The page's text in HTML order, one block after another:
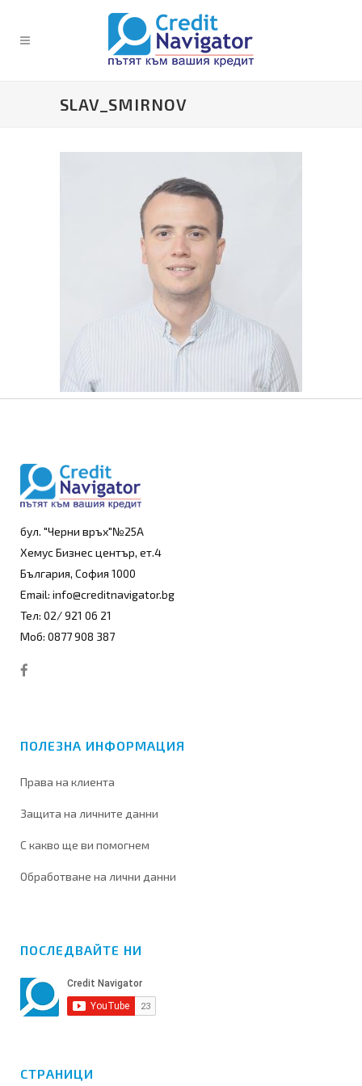
SLAV_SMIRNOV
бул. "Черни връх"№25А
Хемус Бизнес център, ет.4
България, София 1000
Email: info@creditnavigator.bg
Тел: 02/ 921 06 21
Моб: 0877 908 387
ПОЛЕЗНА ИНФОРМАЦИЯ
Права на клиента
Защита на личните данни
С какво ще ви помогнем
Обработване на лични данни
ПОСЛЕДВАЙТЕ НИ
СТРАНИЦИ